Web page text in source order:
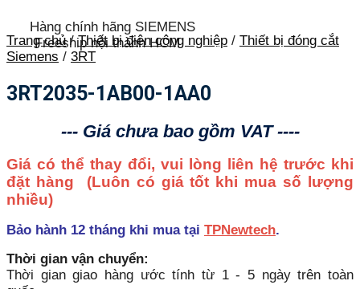
Hàng chính hãng SIEMENS
Freeship nội thành HCM
Trang chủ / Thiết bị điện công nghiệp / Thiết bị đóng cắt
Siemens / 3RT
3RT2035-1AB00-1AA0
--- Giá chưa bao gồm VAT ----
Giá có thể thay đổi, vui lòng liên hệ trước khi
đặt hàng (Luôn có giá tốt khi mua số lượng
nhiều)
Bảo hành 12 tháng khi mua tại TPNewtech.
Thời gian vận chuyển:
Thời gian giao hàng ước tính từ 1 - 5 ngày trên toàn